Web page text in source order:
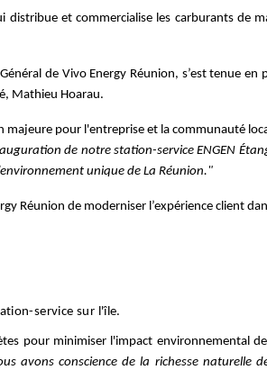
distribue et commercialise les carburants de
de Vivo Energy Réunion, s’est tenue
Mathieu Hoarau.
pour l'entreprise et la communauté
de notre station-service ENGEN
unique de La Réunion."
Réunion de moderniser l’expérience client
service sur l'île.
pour minimiser l'impact
avons conscience de la richesse naturelle